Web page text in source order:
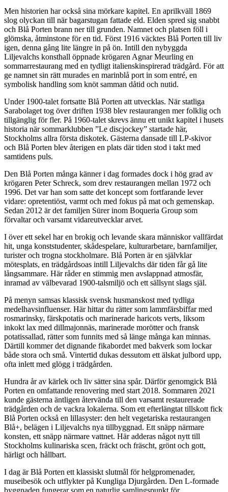
Men historien har också sina mörkare kapitel. En aprilkväll 1869
slog olyckan till när bagarstugan fattade eld. Elden spred sig snabbt
och Blå Porten brann ner till grunden. Namnet och platsen föll i
glömska, åtminstone för en tid. Först 1916 väcktes Blå Porten till liv
igen, denna gång lite längre in på ön. Intill den nybyggda
Liljevalchs konsthall öppnade krögaren Agnar Meurling en
sommarrestaurang med en tydligt italienskinspirerad trädgård. För att
ge namnet sin rätt murades en marinblå port in som entré, en
symbolisk handling som knöt samman dåtid och nutid.
Under 1900-talet fortsatte Blå Porten att utvecklas. När statliga
Sarabolaget tog över driften 1938 blev restaurangen mer folklig och
tillgänglig för fler. På 1960-talet skrevs ännu ett unikt kapitel i husets
historia när sommarklubben ”Le discjockey” startade här,
Stockholms allra första diskotek. Gästerna dansade till LP-skivor
och Blå Porten blev återigen en plats där tiden stod i takt med
samtidens puls.
Den Blå Porten många känner i dag formades dock i hög grad av
krögaren Peter Schreck, som drev restaurangen mellan 1972 och
1996. Det var han som satte det koncept som fortfarande lever
vidare: opretentiöst, varmt och med fokus på mat och gemenskap.
Sedan 2012 är det familjen Sürer inom Boqueria Group som
förvaltar och varsamt vidareutvecklar arvet.
I över ett sekel har en brokig och levande skara människor vallfärdat
hit, unga konststudenter, skådespelare, kulturarbetare, barnfamiljer,
turister och trogna stockholmare. Blå Porten är en självklar
mötesplats, en trädgårdsoas intill Liljevalchs där tiden får gå lite
långsammare. Här råder en stimmig men avslappnad atmosfär,
inramad av välbevarad 1900-talsmiljö och ett sällsynt slags själ.
På menyn samsas klassisk svensk husmanskost med tydliga
medelhavsinfluenser. Här hittar du rätter som lammfärsbiffar med
rosmarinsky, färskpotatis och marinerade haricots verts, liksom
inkokt lax med dillmajonnäs, marinerade morötter och fransk
potatissallad, rätter som funnits med så länge många kan minnas.
Därtill kommer det dignande fikabordet med bakverk som lockar
både stora och små. Vintertid dukas dessutom ett älskat julbord upp,
ofta inlett med glögg i trädgården.
Hundra år av kärlek och liv sätter sina spår. Därför genomgick Blå
Porten en omfattande renovering med start 2018. Sommaren 2021
kunde gästerna äntligen återvända till den varsamt restaurerade
trädgården och de vackra lokalerna. Som ett efterlängtat tillskott fick
Blå Porten också en lillasyster: den helt vegetariska restaurangen
Blå+, belägen i Liljevalchs nya tillbyggnad. Ett snäpp närmare
konsten, ett snäpp närmare vattnet. Här adderas något nytt till
Stockholms kulinariska scen, fräckt och fräscht, grönt och gott,
härligt och hållbart.
I dag är Blå Porten ett klassiskt slutmål för helgpromenader,
museibesök och utflykter på Kungliga Djurgården. Den L-formade
byggnaden fungerar som en naturlig samlingspunkt för